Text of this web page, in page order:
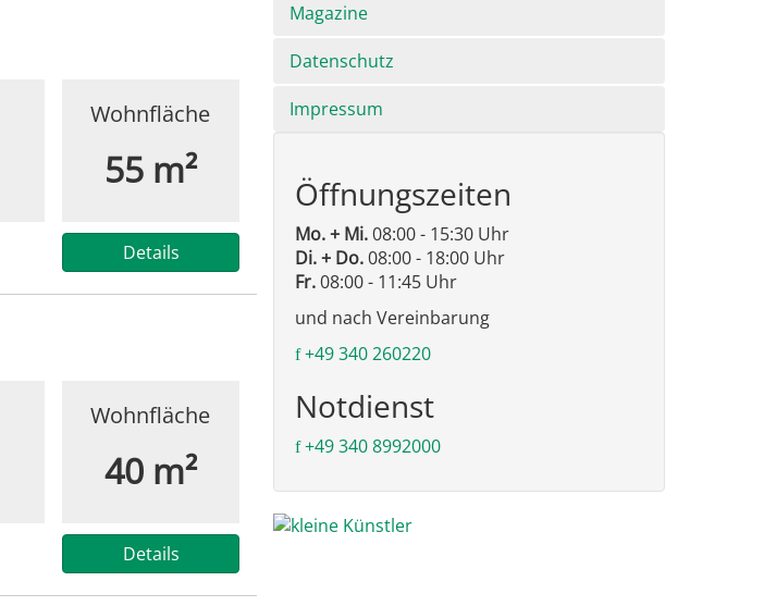
Wohnfläche
55 m²
Details
Wohnfläche
40 m²
Details
Magazine
Datenschutz
Impressum
Öffnungszeiten
Mo. + Mi.08:00 - 15:30 Uhr
Di. + Do.08:00 - 18:00 Uhr
Fr.08:00 - 11:45 Uhr
und nach Vereinbarung
+49 340 260220
Notdienst
+49 340 8992000